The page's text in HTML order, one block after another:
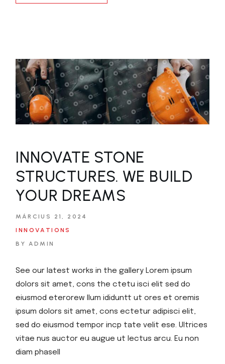
INNOVATE STONE
STRUCTURES. WE BUILD
YOUR DREAMS
MÁRCIUS 21, 2024
INNOVATIONS
BY ADMIN
See our latest works in the gallery Lorem ipsum
dolors sit amet, cons the ctetu isci elit sed do
eiusmod eterorew llum ididuntt ut ores et oremis
ipsum dolors sit amet, cons ectetur adipisci elit,
sed do eiusmod tempor incp tate velit ese. Ultrices
vitae nus auctor eu augue ut lectus arcu. Eu non
diam phasell